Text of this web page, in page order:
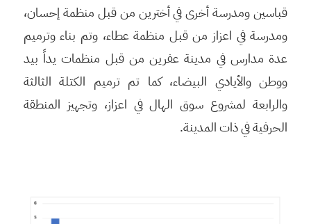
قباسين ومدرسة أخرى في أخترين من قبل منظمة إحسان،
ومدرسة في اعزاز من قبل منظمة عطاء، وتم بناء وترميم
عدة مدارس في مدينة عفرين من قبل منظمات يداً بيد
ووطن والأيادي البيضاء، كما تم ترميم الكتلة الثالثة
والرابعة لمشروع سوق الهال في اعزاز، وتجهيز المنطقة
الحرفية في ذات المدينة.